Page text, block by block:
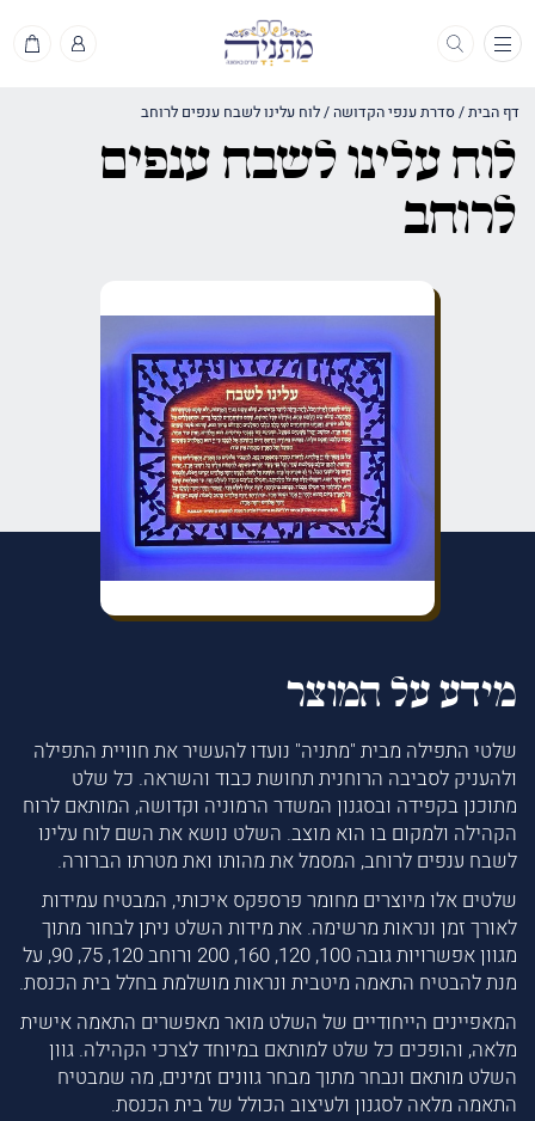
תפריט
דף הבית/סדרת ענפי הקדושה /לוח עלינו לשבח ענפים לרוחב
לוח עלינו לשבח ענפים
לרוחב
מידע על המוצר
שלטי התפילה מבית "מתניה" נועדו להעשיר את חוויית התפילה
ולהעניק לסביבה הרוחנית תחושת כבוד והשראה. כל שלט
מתוכנן בקפידה ובסגנון המשדר הרמוניה וקדושה, המותאם לרוח
הקהילה ולמקום בו הוא מוצב. השלט נושא את השם לוח עלינו
לשבח ענפים לרוחב, המסמל את מהותו ואת מטרתו הברורה.
שלטים אלו מיוצרים מחומר פרספקס איכותי, המבטיח עמידות
לאורך זמן ונראות מרשימה. את מידות השלט ניתן לבחור מתוך
מגוון אפשרויות גובה 100, 120, 160, 200 ורוחב 120, 75, 90, על
מנת להבטיח התאמה מיטבית ונראות מושלמת בחלל בית הכנסת.
המאפיינים הייחודיים של השלט מואר מאפשרים התאמה אישית
מלאה, והופכים כל שלט למותאם במיוחד לצרכי הקהילה. גוון
השלט מותאם ונבחר מתוך מבחר גוונים זמינים, מה שמבטיח
התאמה מלאה לסגנון ולעיצוב הכולל של בית הכנסת.